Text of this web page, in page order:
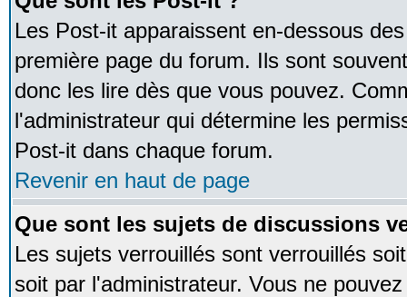
Les Post-it apparaissent en-dessous
première page du forum. Ils sont
donc les lire dès que vous pouvez.
l'administrateur qui détermine les
Post-it dans chaque forum.
Revenir en haut de page
Que sont les sujets de discussions
Les sujets verrouillés sont verrouillés
soit par l'administrateur. Vous ne